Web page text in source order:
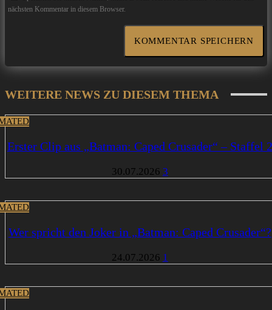
nächsten Kommentar in diesem Browser.
WEITERE NEWS ZU DIESEM THEMA
Erster Clip aus „Batman: Caped Crusader“ – Staffel 2
30.07.2026 3
Wer spricht den Joker in „Batman: Caped Crusader“?
24.07.2026 1